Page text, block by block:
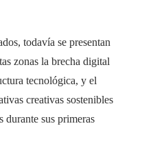
todavía se presentan
zonas la brecha digital
tecnológica, y el
creativas sostenibles
durante sus primeras